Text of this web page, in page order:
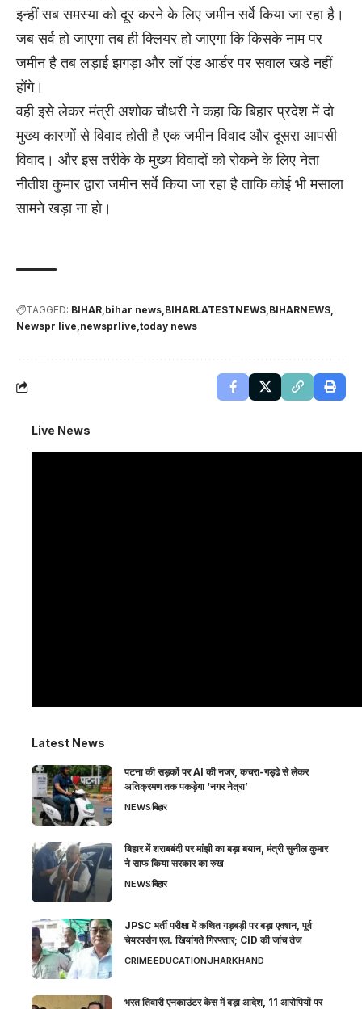
इन्हीं सब समस्या को दूर करने के लिए जमीन सर्वे किया जा रहा है।
जब सर्व हो जाएगा तब ही क्लियर हो जाएगा कि किसके नाम पर
जमीन है तब लड़ाई झगड़ा और लॉ एंड आर्डर पर सवाल खड़े नहीं
होंगे।
वही इसे लेकर मंत्री अशोक चौधरी ने कहा कि बिहार प्रदेश में दो
मुख्य कारणों से विवाद होती है एक जमीन विवाद और दूसरा आपसी
विवाद। और इस तरीके के मुख्य विवादों को रोकने के लिए नेता
नीतीश कुमार द्वारा जमीन सर्वे किया जा रहा है ताकि कोई भी मसाला
सामने खड़ा ना हो।
TAGGED: BIHAR bihar news BIHARLATESTNEWS BIHARNEWS
Newspr live newsprlive today news
Live News
Latest News
पटना की सड़कों पर AI की नजर, कचरा-गड्ढे से लेकर
अतिक्रमण तक पकड़ेगा ‘नगर नेत्रा’
NEWSबिहार
बिहार में शराबबंदी पर मांझी का बड़ा बयान, मंत्री सुनील कुमार
ने साफ किया सरकार का रुख
NEWSबिहार
JPSC भर्ती परीक्षा में कथित गड़बड़ी पर बड़ा एक्शन, पूर्व
चेयरपर्सन एल. खियांगते गिरफ्तार; CID की जांच तेज
CRIMEEDUCATIONJHARKHAND
भरत तिवारी एनकाउंटर केस में बड़ा आदेश, 11 आरोपियों पर